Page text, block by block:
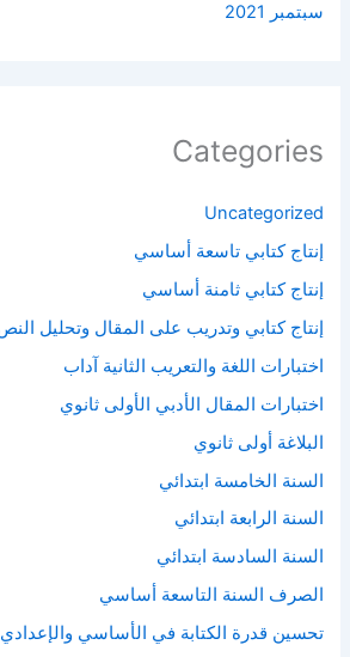
سبتمبر 2021
Categories
Uncategorized
إنتاج كتابي تاسعة أساسي
إنتاج كتابي ثامنة أساسي
إنتاج كتابي وتدريب على المقال وتحليل النص
اختبارات اللغة والتعريب الثانية آداب
اختبارات المقال الأدبي الأولى ثانوي
البلاغة أولى ثانوي
السنة الخامسة ابتدائي
السنة الرابعة ابتدائي
السنة السادسة ابتدائي
الصرف السنة التاسعة أساسي
تحسين قدرة الكتابة في الأساسي والإعدادي